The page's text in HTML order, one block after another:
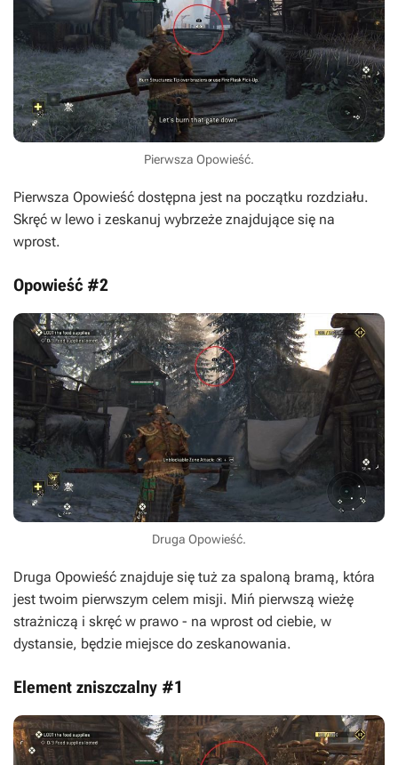
Pierwsza Opowieść.
Pierwsza Opowieść dostępna jest na początku rozdziału.
Skręć w lewo i zeskanuj wybrzeże znajdujące się na
wprost.
Opowieść #2
Druga Opowieść.
Druga Opowieść znajduje się tuż za spaloną bramą, która
jest twoim pierwszym celem misji. Miń pierwszą wieżę
strażniczą i skręć w prawo - na wprost od ciebie, w
dystansie, będzie miejsce do zeskanowania.
Element zniszczalny #1